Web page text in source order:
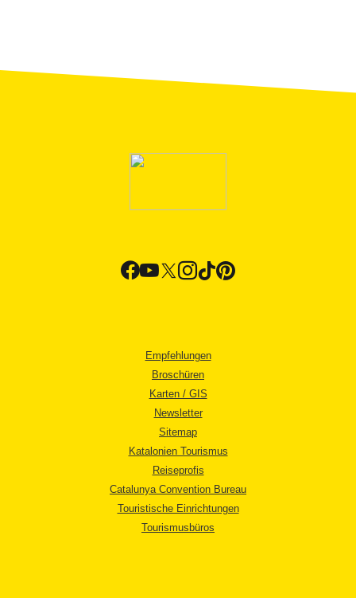
Empfehlungen
Broschüren
Karten / GIS
Newsletter
Sitemap
Katalonien Tourismus
Reiseprofis
Catalunya Convention Bureau
Touristische Einrichtungen
Tourismusbüros